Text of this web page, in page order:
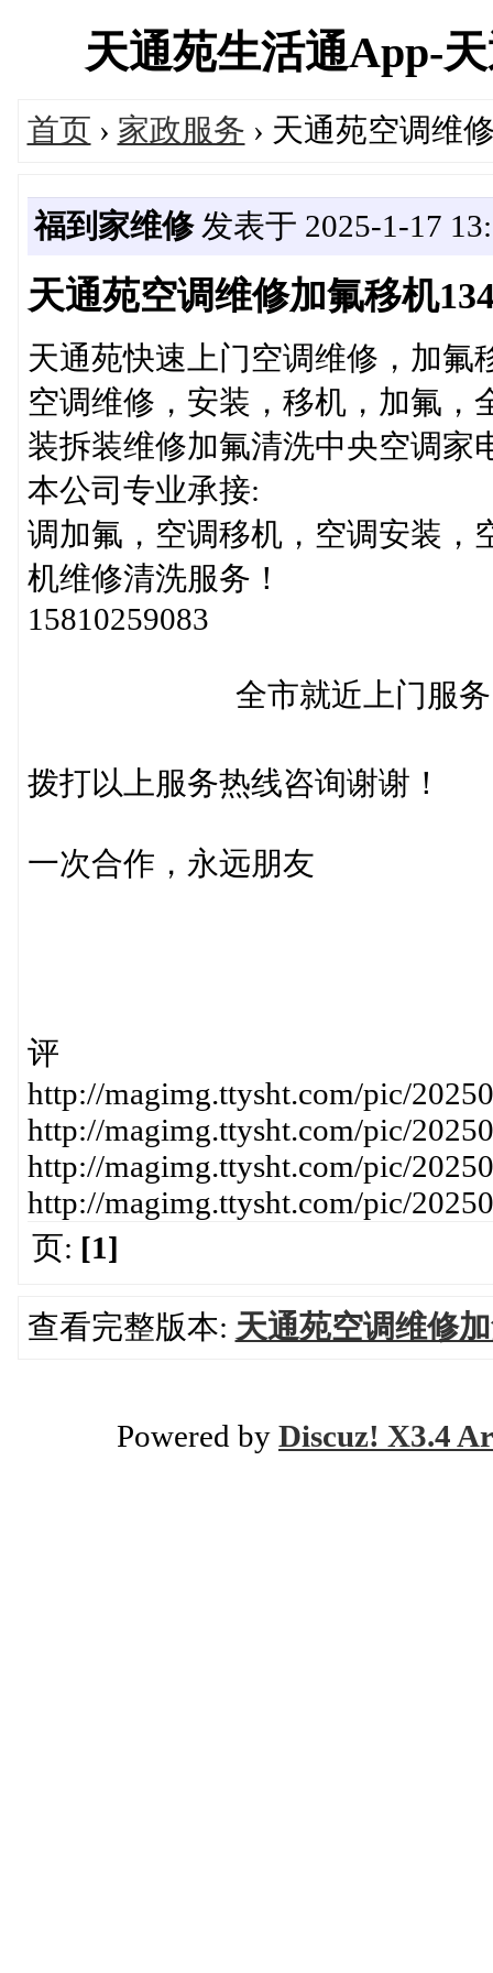
天通苑生活通App-
首页 › 家政服务 › 天通苑空调维
福到家维修发表于 2025-1-17
天通苑空调维修加氟移机
天通苑快速上门空调维修，加氟
空调维修，安装，移机，加氟
装拆装维修加氟清洗中央空调家
本公司专业承接:
调加氟，空调移机，空调安装，
机维修清洗服
15810259083
全市就近上门服务，
拨打以上服务热线咨询谢谢！
一次合作，永远朋友
评
http://magimg.ttysht.com/pic/
http://magimg.ttysht.com/pic/
http://magimg.ttysht.com/pic/
http://magimg.ttysht.com/pic/
页: [1]
查看完整版本: 天通苑空调维修
Powered by Discuz! X3.4